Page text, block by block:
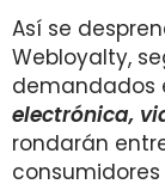
Así se
Webloyalty,
demandados
electrónica,
rondarán